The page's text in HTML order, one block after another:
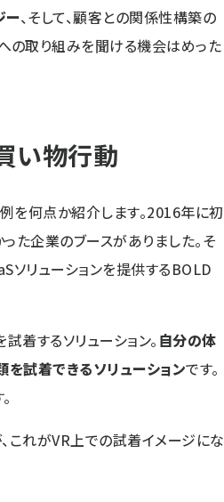
ー、そして、顧客との関係性構築の
の取り組みを聞ける機会はめった
い物行動
を何点か紹介します。2016年に初
た企業のブースがありました。そ
ソリューションを提供するBOLD
着するソリューション。 自分の体
を試着できるソリューションです。
これがVR上での試着イメージにな